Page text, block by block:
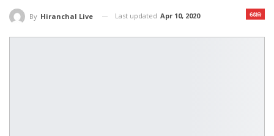
ଖେଳ
By Hiranchal Live Last updated Apr 10, 2020